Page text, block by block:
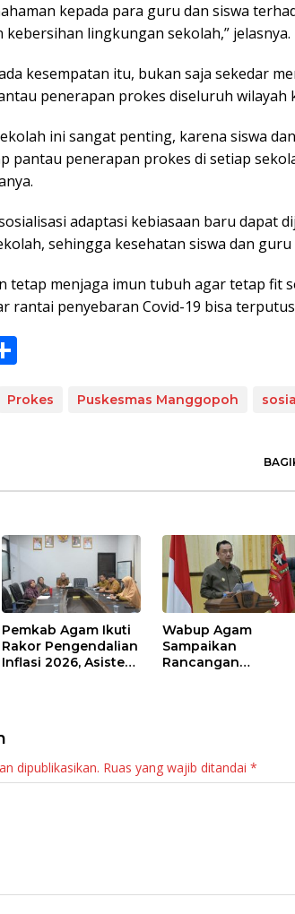
kepada para guru dan siswa
lingkungan sekolah,” jelasnya.
kesempatan itu, bukan saja sekedar
penerapan prokes diseluruh wilayah
ini sangat penting, karena siswa
pantau penerapan prokes di setiap
adaptasi kebiasaan baru dapat
sehingga kesehatan siswa dan
tetap menjaga imun tubuh agar tetap fit
rantai penyebaran Covid-19 bisa
ar
Prokes Puskesmas Manggopoh
Pemkab Agam Ikuti
Rakor Pengendalian
Inflasi 2026, Asisten
Wabup Agam
Sampaikan
Rancangan
dipublikasikan. Ruas yang wajib ditandai *